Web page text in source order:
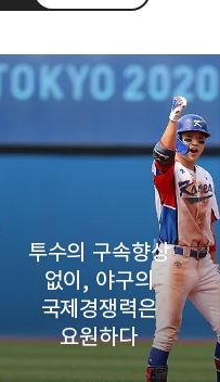
2004
트위터
네이버 블로그
투수의 구속향상
없이, 야구의
국제경쟁력은
요원하다